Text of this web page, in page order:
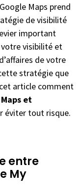
Maps prend
de visibilité
important
visibilité et
de votre
stratégie que
article comment
et
éviter tout risque.
entre
My